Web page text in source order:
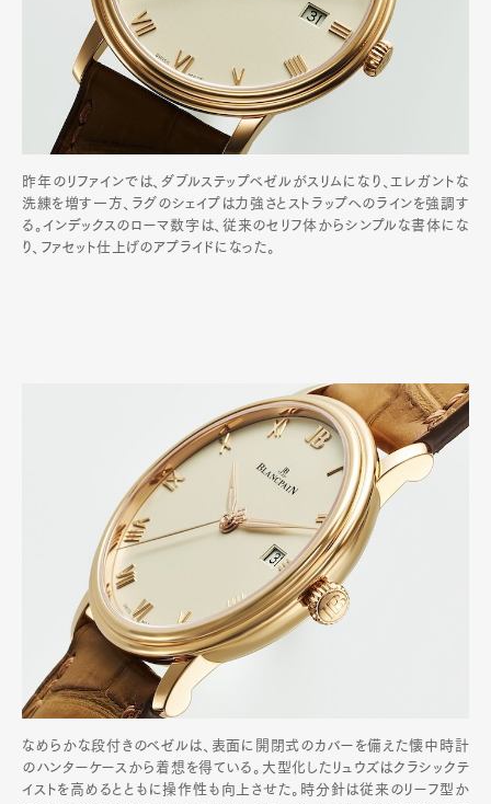
昨年のリファインでは、ダブルステップベゼルがスリムになり、エレガントな
洗練を増す一方、ラグのシェイプは力強さとストラップへのラインを強調す
る。インデックスのローマ数字は、従来のセリフ体からシンプルな書体にな
り、ファセット仕上げのアプライドになった。
なめらかな段付きのベゼルは、表面に開閉式のカバーを備えた懐中時計
のハンターケースから着想を得ている。大型化したリュウズはクラシックテ
イストを高めるとともに操作性も向上させた。時分針は従来のリーフ型か